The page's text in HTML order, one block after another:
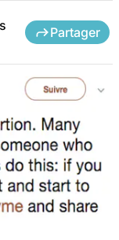
Partager